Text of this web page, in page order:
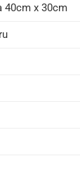
40cm x 30cm